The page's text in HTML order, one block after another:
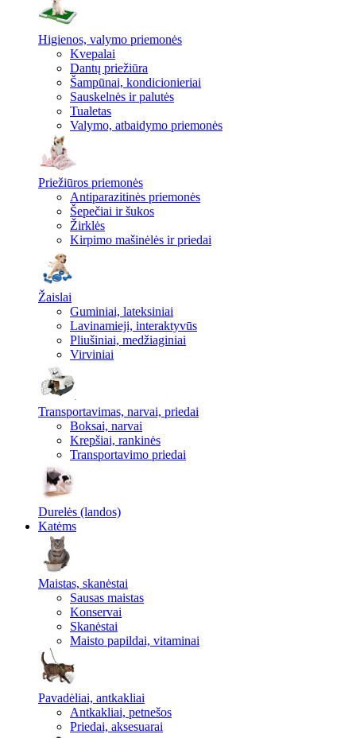
Higienos, valymo priemonės
Kvepalai
Dantų priežiūra
Šampūnai, kondicionieriai
Sauskelnės ir palutės
Tualetas
Valymo, atbaidymo priemonės
Priežiūros priemonės
Antiparazitinės priemonės
Šepečiai ir šukos
Žirklės
Kirpimo mašinėlės ir priedai
Žaislai
Guminiai, lateksiniai
Lavinamieji, interaktyvūs
Pliušiniai, medžiaginiai
Virviniai
Transportavimas, narvai, priedai
Boksai, narvai
Krepšiai, rankinės
Transportavimo priedai
Durelės (landos)
Katėms
Maistas, skanėstai
Sausas maistas
Konservai
Skanėstai
Maisto papildai, vitaminai
Pavadėliai, antkakliai
Antkakliai, petnešos
Priedai, aksesuarai